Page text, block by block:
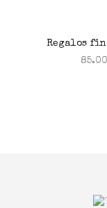
Regalos fin
85.00